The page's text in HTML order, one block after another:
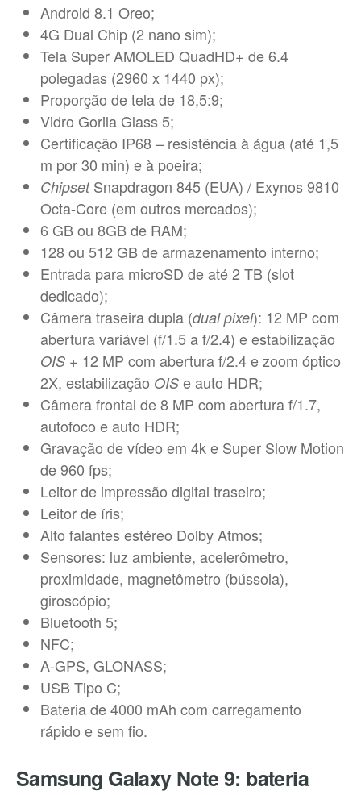
Android 8.1 Oreo;
4G Dual Chip (2 nano sim);
Tela Super AMOLED QuadHD+ de 6.4
polegadas (2960 x 1440 px);
Proporção de tela de 18,5:9;
Vidro Gorila Glass 5;
Certificação IP68 – resistência à água (até 1,5
m por 30 min) e à poeira;
ChipsetSnapdragon 845 (EUA) / Exynos 9810
Octa-Core (em outros mercados);
6 GB ou 8GB de RAM;
128 ou 512 GB de armazenamento interno;
Entrada para microSD de até 2 TB (slot
dedicado);
Câmera traseira dupla (dual pixel): 12 MP com
abertura variável (f/1.5 a f/2.4) e estabilização
OIS + 12 MP com abertura f/2.4 e zoom óptico
2X, estabilização OIS e auto HDR;
Câmera frontal de 8 MP com abertura f/1.7,
autofoco e auto HDR;
Gravação de vídeo em 4k e Super Slow Motion
de 960 fps;
Leitor de impressão digital traseiro;
Leitor de íris;
Alto falantes estéreo Dolby Atmos;
Sensores: luz ambiente, acelerômetro,
proximidade, magnetômetro (bússola),
giroscópio;
Bluetooth 5;
NFC;
A-GPS, GLONASS;
USB Tipo C;
Bateria de 4000 mAh com carregamento
rápido e sem fio.
Samsung Galaxy Note 9: bateria